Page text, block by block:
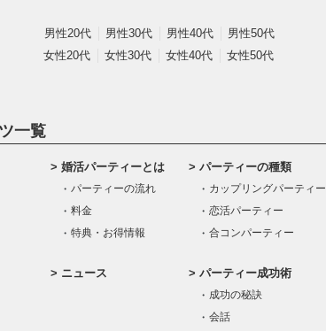
男性20代 男性30代 男性40代
男性50代
女性20代
女性30代 女性40代 女性50代
一覧
婚活パーティーとは
パーティーの流れ
料金
特典・お得情報
パーティーの種類
カップリングパーティー
恋活パーティー
合コンパーティー
ニュース パーティー成功術
成功の秘訣
会話